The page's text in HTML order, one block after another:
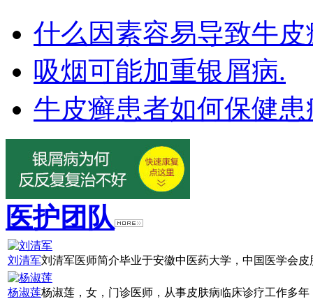
什么因素容易导致牛皮
吸烟可能加重银屑病.
牛皮癣患者如何保健
医护团队
刘清军刘清军医师简介毕业于安徽中医药大学，中国医学会
杨淑莲杨淑莲，女，门诊医师，从事皮肤病临床诊疗工作多